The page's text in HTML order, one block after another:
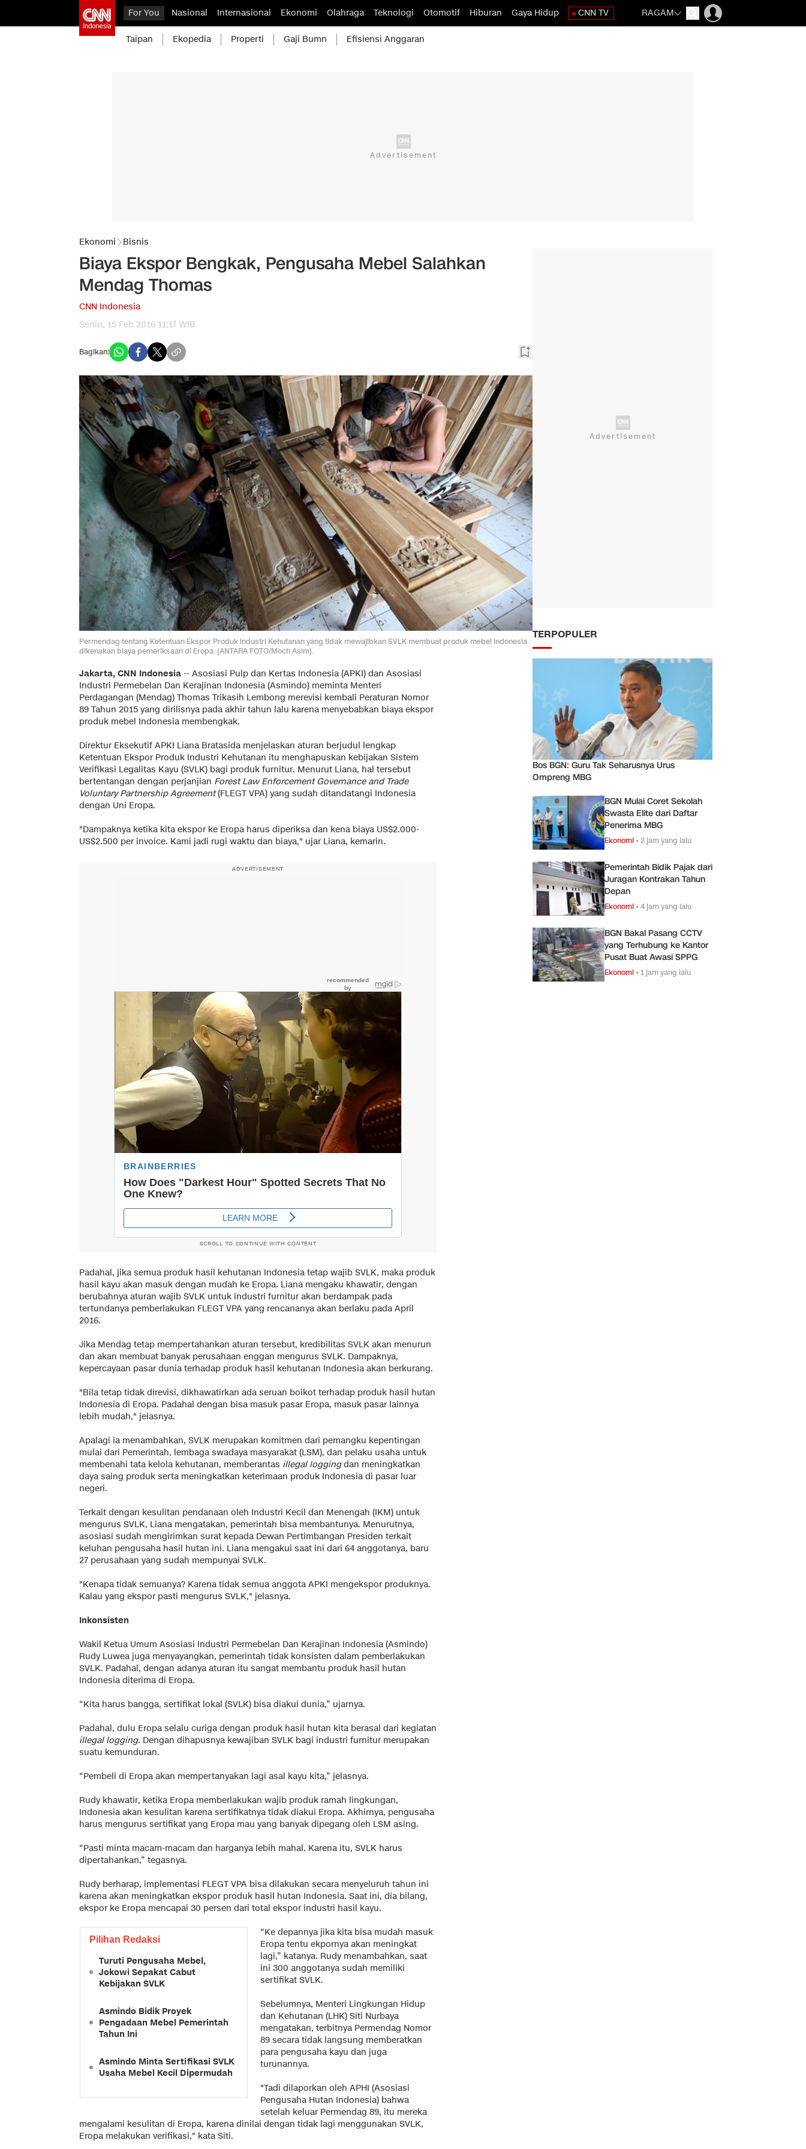
For You Nasional Internasional Ekonomi Olahraga Teknologi Otomotif Hiburan Gaya Hidup CNN TV RAGAM
Taipan Ekopedia Properti Gaji Bumn Efisiensi Anggaran
Ekonomi Bisnis
Biaya Ekspor Bengkak, Pengusaha Mebel Salahkan
Mendag Thomas
CNN Indonesia
Senin, 15 Feb 2016 11:17 WIB
Bagikan:
Permendag tentang Ketentuan Ekspor Produk Industri Kehutanan yang tidak mewajibkan SVLK membuat produk mebel Indonesia
dikenakan biaya pemeriksaan di Eropa. (ANTARA FOTO/Moch Asim).
Jakarta, CNN Indonesia -- Asosiasi Pulp dan Kertas Indonesia (APKI) dan Asosiasi
Industri Permebelan Dan Kerajinan Indonesia (Asmindo) meminta Menteri
Perdagangan (Mendag) Thomas Trikasih Lembong merevisi kembali Peraturan Nomor
89 Tahun 2015 yang dirilisnya pada akhir tahun lalu karena menyebabkan biaya ekspor
produk mebel Indonesia membengkak.
Direktur Eksekutif APKI Liana Bratasida menjelaskan aturan berjudul lengkap
Ketentuan Ekspor Produk Industri Kehutanan itu menghapuskan kebijakan Sistem
Verifikasi Legalitas Kayu (SVLK) bagi produk furnitur. Menurut Liana, hal tersebut
bertentangan dengan perjanjian Forest Law Enforcement Governance and Trade
Voluntary Partnership Agreement(FLEGT VPA) yang sudah ditandatangi Indonesia
dengan Uni Eropa.
"Dampaknya ketika kita ekspor ke Eropa harus diperiksa dan kena biaya US$2.000-
US$2.500 per invoice. Kami jadi rugi waktu dan biaya," ujar Liana, kemarin.
ADVERTISEMENT
SCROLL TO CONTINUE WITH CONTENT
Padahal, jika semua produk hasil kehutanan Indonesia tetap wajib SVLK, maka produk
hasil kayu akan masuk dengan mudah ke Eropa. Liana mengaku khawatir, dengan
berubahnya aturan wajib SVLK untuk industri furnitur akan berdampak pada
tertundanya pemberlakukan FLEGT VPA yang rencananya akan berlaku pada April
2016.
Jika Mendag tetap mempertahankan aturan tersebut, kredibilitas SVLK akan menurun
dan akan membuat banyak perusahaan enggan mengurus SVLK. Dampaknya,
kepercayaan pasar dunia terhadap produk hasil kehutanan Indonesia akan berkurang.
"Bila tetap tidak direvisi, dikhawatirkan ada seruan boikot terhadap produk hasil hutan
Indonesia di Eropa. Padahal dengan bisa masuk pasar Eropa, masuk pasar lainnya
lebih mudah," jelasnya.
Apalagi ia menambahkan, SVLK merupakan komitmen dari pemangku kepentingan
mulai dari Pemerintah, lembaga swadaya masyarakat (LSM), dan pelaku usaha untuk
membenahi tata kelola kehutanan, memberantas illegal loggingdan meningkatkan
daya saing produk serta meningkatkan keterimaan produk Indonesia di pasar luar
negeri.
Terkait dengan kesulitan pendanaan oleh Industri Kecil dan Menengah (IKM) untuk
mengurus SVLK, Liana mengatakan, pemerintah bisa membantunya. Menurutnya,
asosiasi sudah mengirimkan surat kepada Dewan Pertimbangan Presiden terkait
keluhan pengusaha hasil hutan ini. Liana mengakui saat ini dari 64 anggotanya, baru
27 perusahaan yang sudah mempunyai SVLK.
"Kenapa tidak semuanya? Karena tidak semua anggota APKI mengekspor produknya.
Kalau yang ekspor pasti mengurus SVLK," jelasnya.
Inkonsisten
Wakil Ketua Umum Asosiasi Industri Permebelan Dan Kerajinan Indonesia (Asmindo)
Rudy Luwea juga menyayangkan, pemerintah tidak konsisten dalam pemberlakukan
SVLK. Padahal, dengan adanya aturan itu sangat membantu produk hasil hutan
Indonesia diterima di Eropa.
“Kita harus bangga, sertifikat lokal (SVLK) bisa diakui dunia,” ujarnya.
Padahal, dulu Eropa selalu curiga dengan produk hasil hutan kita berasal dari kegiatan
illegal logging. Dengan dihapusnya kewajiban SVLK bagi industri furnitur merupakan
suatu kemunduran.
“Pembeli di Eropa akan mempertanyakan lagi asal kayu kita,” jelasnya.
Rudy khawatir, ketika Eropa memberlakukan wajib produk ramah lingkungan,
Indonesia akan kesulitan karena sertifikatnya tidak diakui Eropa. Akhirnya, pengusaha
harus mengurus sertifikat yang Eropa mau yang banyak dipegang oleh LSM asing.
“Pasti minta macam-macam dan harganya lebih mahal. Karena itu, SVLK harus
dipertahankan,” tegasnya.
Rudy berharap, implementasi FLEGT VPA bisa dilakukan secara menyeluruh tahun ini
karena akan meningkatkan ekspor produk hasil hutan Indonesia. Saat ini, dia bilang,
ekspor ke Eropa mencapai 30 persen dari total ekspor industri hasil kayu.
Pilihan Redaksi
Turuti Pengusaha Mebel,
Jokowi Sepakat Cabut
Kebijakan SVLK
Asmindo Bidik Proyek
Pengadaan Mebel Pemerintah
Tahun Ini
Asmindo Minta Sertifikasi SVLK
Usaha Mebel Kecil Dipermudah
“Ke depannya jika kita bisa mudah masuk
Eropa tentu ekpornya akan meningkat
lagi,” katanya. Rudy menambahkan, saat
ini 300 anggotanya sudah memiliki
sertifikat SVLK.
Sebelumnya, Menteri Lingkungan Hidup
dan Kehutanan (LHK) Siti Nurbaya
mengatakan, terbitnya Permendag Nomor
89 secara tidak langsung memberatkan
para pengusaha kayu dan juga
turunannya.
"Tadi dilaporkan oleh APHI (Asosiasi
Pengusaha Hutan Indonesia) bahwa
setelah keluar Permendag 89, itu mereka
mengalami kesulitan di Eropa, karena dinilai dengan tidak lagi menggunakan SVLK,
Eropa melakukan verifikasi," kata Siti.
TERPOPULER
Bos BGN: Guru Tak Seharusnya Urus
Ompreng MBG
BGN Mulai Coret Sekolah
Swasta Elite dari Daftar
Penerima MBG
Ekonomi •2 jam yang lalu
Pemerintah Bidik Pajak dari
Juragan Kontrakan Tahun
Depan
Ekonomi •4 jam yang lalu
BGN Bakal Pasang CCTV
yang Terhubung ke Kantor
Pusat Buat Awasi SPPG
Ekonomi •1 jam yang lalu